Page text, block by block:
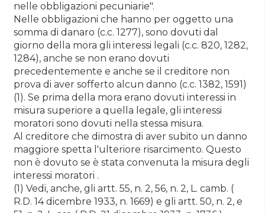
nelle obbligazioni pecuniarie".
Nelle obbligazioni che hanno per oggetto una
somma di danaro (c.c. 1277), sono dovuti dal
giorno della mora gli interessi legali (c.c. 820, 1282,
1284), anche se non erano dovuti
precedentemente e anche se il creditore non
prova di aver sofferto alcun danno (c.c. 1382, 1591)
(1). Se prima della mora erano dovuti interessi in
misura superiore a quella legale, gli interessi
moratori sono dovuti nella stessa misura.
Al creditore che dimostra di aver subito un danno
maggiore spetta l'ulteriore risarcimento. Questo
non è dovuto se è stata convenuta la misura degli
interessi moratori .
(1) Vedi, anche, gli artt. 55, n. 2, 56, n. 2, L. camb. (
R.D. 14 dicembre 1933, n. 1669) e gli artt. 50, n. 2, e